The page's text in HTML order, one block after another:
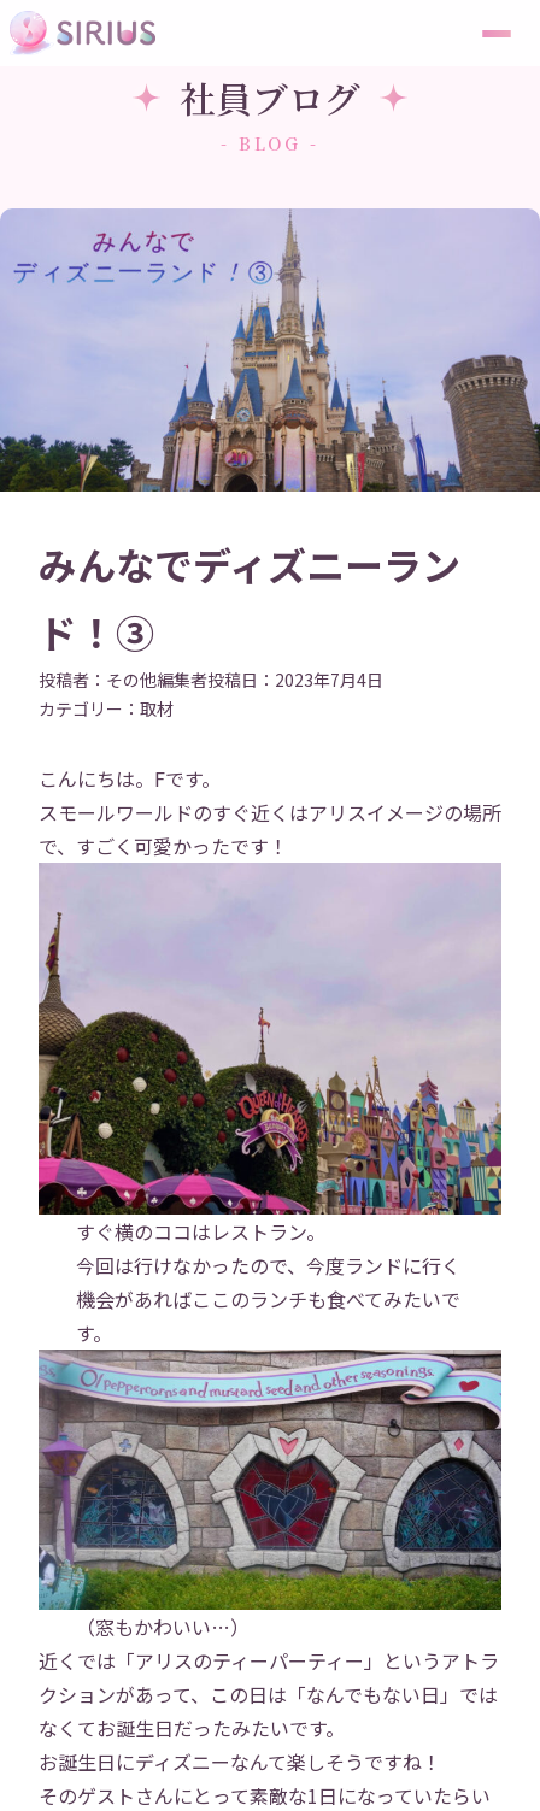
トップ
会社概要
役員紹介 社員紹介
採用情報 役員インタビュー
社員ブログ
- BLOG -
みんなでディズニーラン
ド！③
投稿者： その他編集者投稿日： 2023年7月4日
カテゴリー： 取材
こんにちは。Fです。
スモールワールドのすぐ近くはアリスイメージの場所
で、すごく可愛かったです！
すぐ横のココはレストラン。
今回は行けなかったので、今度ランドに行く
機会があればここのランチも食べてみたいで
す。
（窓もかわいい…）
近くでは「アリスのティーパーティー」というアトラ
クションがあって、この日は「なんでもない日」では
なくてお誕生日だったみたいです。
お誕生日にディズニーなんて楽しそうですね！
そのゲストさんにとって素敵な1日になっていたらい